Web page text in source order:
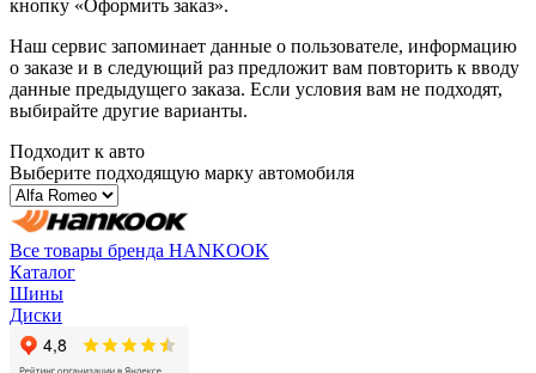
кнопку «Оформить заказ».
Наш сервис запоминает данные о пользователе, информацию
о заказе и в следующий раз предложит вам повторить к вводу
данные предыдущего заказа. Если условия вам не подходят,
выбирайте другие варианты.
Подходит к авто
Выберите подходящую марку автомобиля
Все товары бренда HANKOOK
Каталог
Шины
Диски